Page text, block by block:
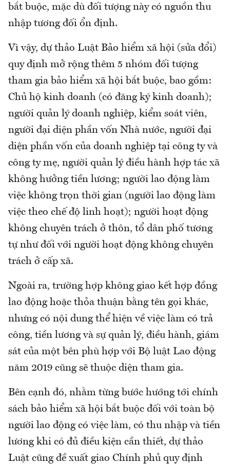
bắt buộc, mặc dù đối tượng này có nguồn thu
nhập tương đối ổn định.
Vì vậy, dự thảo Luật Bảo hiểm xã hội (sửa đổi)
quy định mở rộng thêm 5 nhóm đối tượng
tham gia bảo hiểm xã hội bắt buộc, bao gồm:
Chủ hộ kinh doanh (có đăng ký kinh doanh);
người quản lý doanh nghiệp, kiểm soát viên,
người đại diện phần vốn Nhà nước, người đại
diện phần vốn của doanh nghiệp tại công ty và
công ty mẹ, người quản lý điều hành hợp tác xã
không hưởng tiền lương; người lao động làm
việc không trọn thời gian (người lao động làm
việc theo chế độ linh hoạt); người hoạt động
không chuyên trách ở thôn, tổ dân phố tương
tự như đối với người hoạt động không chuyên
trách ở cấp xã.
Ngoài ra, trường hợp không giao kết hợp đồng
lao động hoặc thỏa thuận bằng tên gọi khác,
nhưng có nội dung thể hiện về việc làm có trả
công, tiền lương và sự quản lý, điều hành, giám
sát của một bên phù hợp với Bộ luật Lao động
năm 2019 cũng sẽ thuộc diện tham gia.
Bên cạnh đó, nhằm từng bước hướng tới chính
sách bảo hiểm xã hội bắt buộc đối với toàn bộ
người lao động có việc làm, có thu nhập và tiền
lương khi có đủ điều kiện cần thiết, dự thảo
Luật cũng đề xuất giao Chính phủ quy định